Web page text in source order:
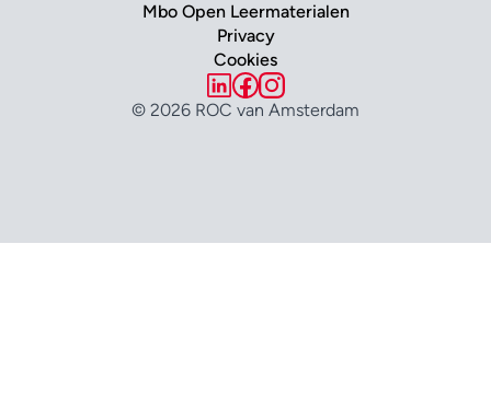
Mbo Open Leermaterialen
Privacy
Cookies
© 2026 ROC van Amsterdam